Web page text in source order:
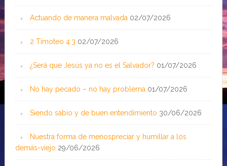
Actuando de manera malvada 02/07/2026
2 Timoteo 4:3 02/07/2026
¿Será que Jesús ya no es el Salvador? 01/07/2026
No hay pecado – no hay problema 01/07/2026
Siendo sabio y de buen entendimiento 30/06/2026
Nuestra forma de menospreciar y humillar a los
demás-viejo 29/06/2026